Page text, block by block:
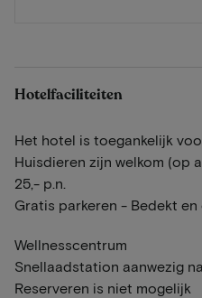
Hotelfaciliteiten
Het hotel is toegankelijk
Huisdieren zijn welkom (op
25,- p.n.
Gratis parkeren - Bedekt en
Wellnesscentrum
Snellaadstation aanwezig
Reserveren is niet mogelijk